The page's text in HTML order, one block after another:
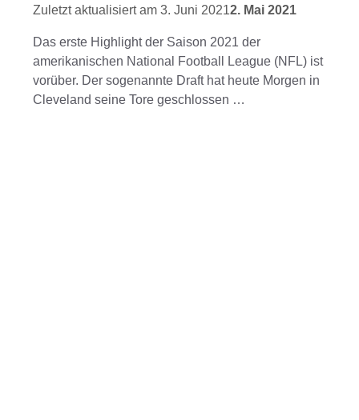
3. Juni 20212. Mai 2021
Das erste Highlight der Saison 2021 der
amerikanischen National Football League (NFL) ist
vorüber. Der sogenannte Draft hat heute Morgen in
Cleveland seine Tore geschlossen …